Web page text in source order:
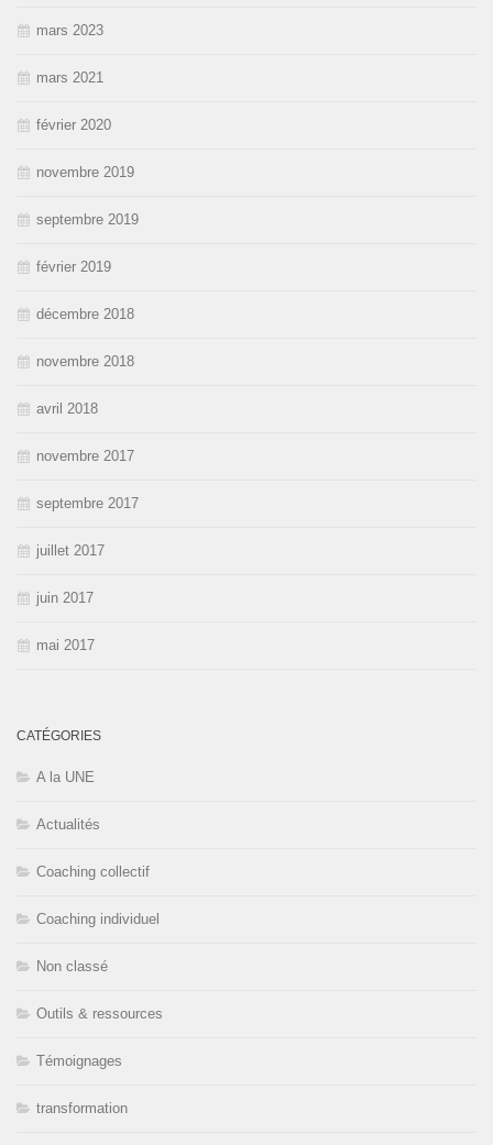
mars 2023
mars 2021
février 2020
novembre 2019
septembre 2019
février 2019
décembre 2018
novembre 2018
avril 2018
novembre 2017
septembre 2017
juillet 2017
juin 2017
mai 2017
CATÉGORIES
A la UNE
Actualités
Coaching collectif
Coaching individuel
Non classé
Outils & ressources
Témoignages
transformation